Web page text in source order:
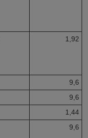
1,92
9,6
9,6
1,44
9,6